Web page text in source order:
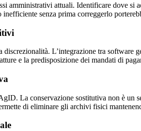
amministrativi attuali. Identificare dove
senza prima correggerlo
L’integrazione tra
e la predisposizione dei mandati di
La conservazione sostitutiva non è
di eliminare gli archivi fisici